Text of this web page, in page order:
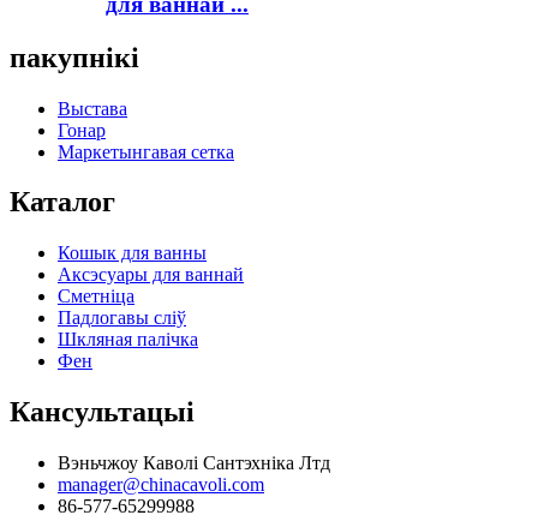
пакупнікі
Выстава
Гонар
Маркетынгавая сетка
Каталог
Кошык для ванны
Аксэсуары для ваннай
Сметніца
Падлогавы сліў
Шкляная палічка
Фен
Кансультацыі
Вэньчжоу Каволі Сантэхніка Лтд
manager@chinacavoli.com
86-577-65299988